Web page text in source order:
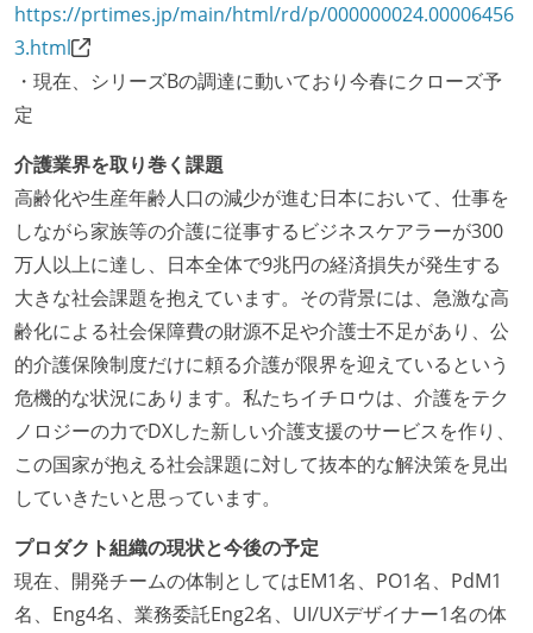
https://prtimes.jp/main/html/rd/p/000000024.00006456
3.html
・現在、シリーズBの調達に動いており今春にクローズ予
定
介護業界を取り巻く課題
高齢化や生産年齢人口の減少が進む日本において、仕事を
しながら家族等の介護に従事するビジネスケアラーが300
万人以上に達し、日本全体で9兆円の経済損失が発生する
大きな社会課題を抱えています。その背景には、急激な高
齢化による社会保障費の財源不足や介護士不足があり、公
的介護保険制度だけに頼る介護が限界を迎えているという
危機的な状況にあります。私たちイチロウは、介護をテク
ノロジーの力でDXした新しい介護支援のサービスを作り、
この国家が抱える社会課題に対して抜本的な解決策を見出
していきたいと思っています。
プロダクト組織の現状と今後の予定
現在、開発チームの体制としてはEM1名、PO1名、PdM1
名、Eng4名、業務委託Eng2名、UI/UXデザイナー1名の体